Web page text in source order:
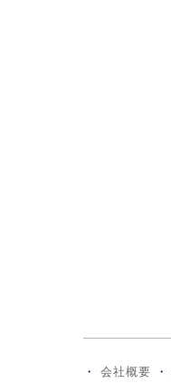
会社概要